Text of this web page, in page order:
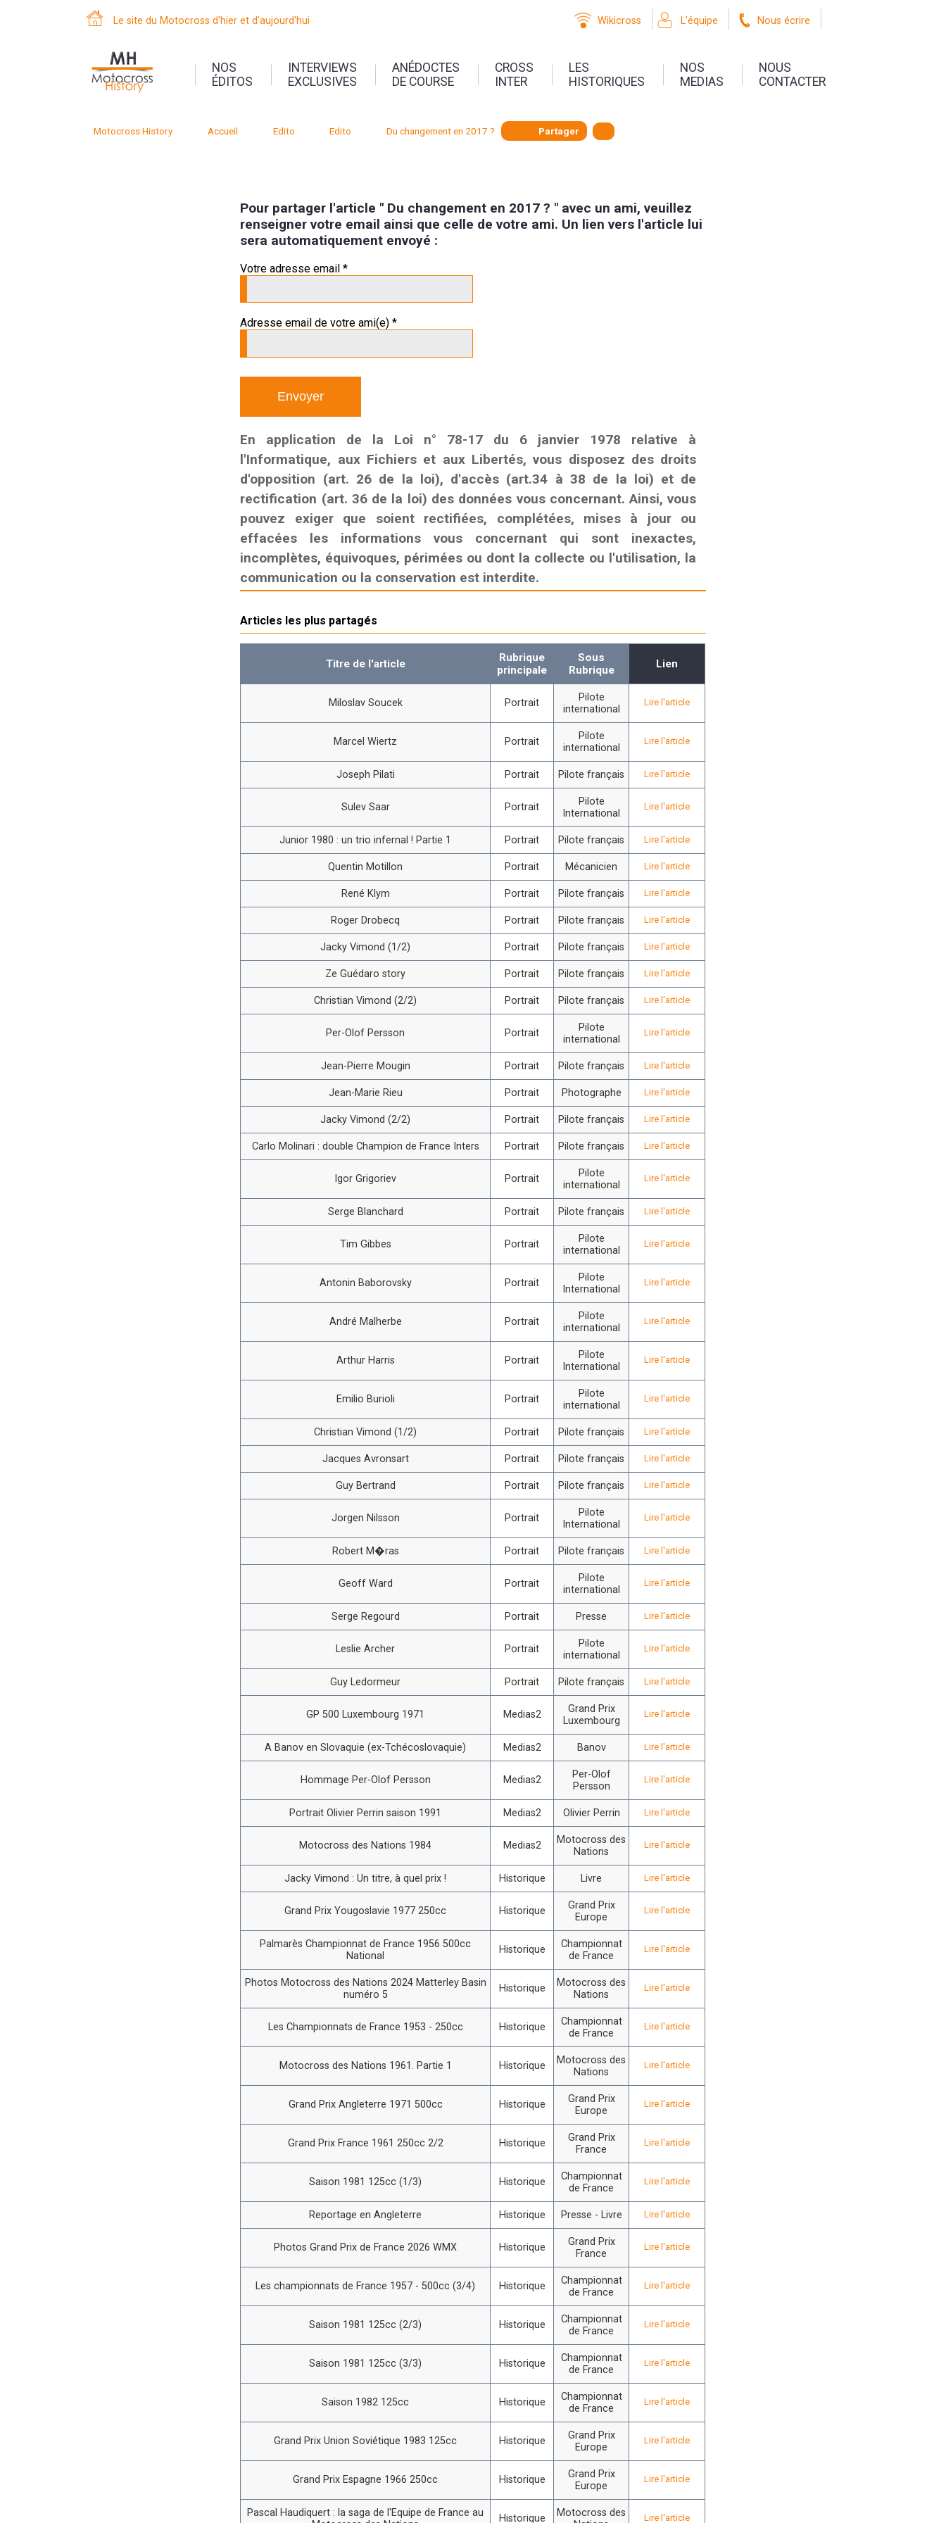
Le site du Motocross d'hier et d'aujourd'hui Wikicross L'équipe Nous écrire
NOS
ÉDITOS
INTERVIEWS
EXCLUSIVES
ANÉDOCTES
DE COURSE
CROSS
INTER
LES
HISTORIQUES
NOS
MEDIAS
NOUS
CONTACTER
Motocross History Accueil Edito Edito Du changement en 2017 ? Partager
Pour partager l'article " Du changement en 2017 ? " avec un ami, veuillez
renseigner votre email ainsi que celle de votre ami. Un lien vers l'article lui
sera automatiquement envoyé :
Votre adresse email *
Adresse email de votre ami(e) *
En application de la Loi n° 78-17 du 6 janvier 1978 relative à
l'Informatique, aux Fichiers et aux Libertés, vous disposez des droits
d'opposition (art. 26 de la loi), d'accès (art.34 à 38 de la loi) et de
rectification (art. 36 de la loi) des données vous concernant. Ainsi, vous
pouvez exiger que soient rectifiées, complétées, mises à jour ou
effacées les informations vous concernant qui sont inexactes,
incomplètes, équivoques, périmées ou dont la collecte ou l'utilisation, la
communication ou la conservation est interdite.
Articles les plus partagés
Titre de l'article
Rubrique
principale
Sous
Rubrique
Lien
Miloslav Soucek Portrait
Pilote
international
Lire l'article
Marcel Wiertz Portrait
Pilote
international
Lire l'article
Joseph Pilati Portrait Pilote français Lire l'article
Sulev Saar Portrait
Pilote
International
Lire l'article
Junior 1980 : un trio infernal ! Partie 1 Portrait Pilote français Lire l'article
Quentin Motillon Portrait Mécanicien Lire l'article
René Klym Portrait Pilote français Lire l'article
Roger Drobecq Portrait Pilote français Lire l'article
Jacky Vimond (1/2) Portrait Pilote français Lire l'article
Ze Guédaro story Portrait Pilote français Lire l'article
Christian Vimond (2/2) Portrait Pilote français Lire l'article
Per-Olof Persson Portrait
Pilote
international
Lire l'article
Jean-Pierre Mougin Portrait Pilote français Lire l'article
Jean-Marie Rieu Portrait Photographe Lire l'article
Jacky Vimond (2/2) Portrait Pilote français Lire l'article
Carlo Molinari : double Champion de France Inters Portrait Pilote français Lire l'article
Igor Grigoriev Portrait
Pilote
international
Lire l'article
Serge Blanchard Portrait Pilote français Lire l'article
Tim Gibbes Portrait
Pilote
international
Lire l'article
Antonin Baborovsky Portrait
Pilote
International
Lire l'article
André Malherbe Portrait
Pilote
international
Lire l'article
Arthur Harris Portrait
Pilote
International
Lire l'article
Emilio Burioli Portrait
Pilote
international
Lire l'article
Christian Vimond (1/2) Portrait Pilote français Lire l'article
Jacques Avronsart Portrait Pilote français Lire l'article
Guy Bertrand Portrait Pilote français Lire l'article
Jorgen Nilsson Portrait
Pilote
International
Lire l'article
Robert M�ras Portrait Pilote français Lire l'article
Geoff Ward Portrait
Pilote
international
Lire l'article
Serge Regourd Portrait Presse Lire l'article
Leslie Archer Portrait
Pilote
international
Lire l'article
Guy Ledormeur Portrait Pilote français Lire l'article
GP 500 Luxembourg 1971 Medias2
Grand Prix
Luxembourg
Lire l'article
A Banov en Slovaquie (ex-Tchécoslovaquie) Medias2 Banov Lire l'article
Hommage Per-Olof Persson Medias2
Per-Olof
Persson
Lire l'article
Portrait Olivier Perrin saison 1991 Medias2 Olivier Perrin Lire l'article
Motocross des Nations 1984 Medias2
Motocross des
Nations
Lire l'article
Jacky Vimond : Un titre, à quel prix ! Historique Livre Lire l'article
Grand Prix Yougoslavie 1977 250cc Historique
Grand Prix
Europe
Lire l'article
Palmarès Championnat de France 1956 500cc
National
Historique
Championnat
de France
Lire l'article
Photos Motocross des Nations 2024 Matterley Basin
numéro 5
Historique
Motocross des
Nations
Lire l'article
Les Championnats de France 1953 - 250cc Historique
Championnat
de France
Lire l'article
Motocross des Nations 1961. Partie 1 Historique
Motocross des
Nations
Lire l'article
Grand Prix Angleterre 1971 500cc Historique
Grand Prix
Europe
Lire l'article
Grand Prix France 1961 250cc 2/2 Historique
Grand Prix
France
Lire l'article
Saison 1981 125cc (1/3) Historique
Championnat
de France
Lire l'article
Reportage en Angleterre Historique Presse - Livre Lire l'article
Photos Grand Prix de France 2026 WMX Historique
Grand Prix
France
Lire l'article
Les championnats de France 1957 - 500cc (3/4) Historique
Championnat
de France
Lire l'article
Saison 1981 125cc (2/3) Historique
Championnat
de France
Lire l'article
Saison 1981 125cc (3/3) Historique
Championnat
de France
Lire l'article
Saison 1982 125cc Historique
Championnat
de France
Lire l'article
Grand Prix Union Soviétique 1983 125cc Historique
Grand Prix
Europe
Lire l'article
Grand Prix Espagne 1966 250cc Historique
Grand Prix
Europe
Lire l'article
Pascal Haudiquert : la saga de l'Equipe de France au
Historique
Motocross des
Lire l'article